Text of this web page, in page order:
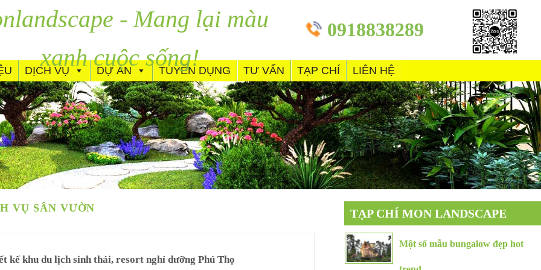
- Mang lại màu
xanh cuộc sống!
0918838289
DỊCH VỤ DỰ ÁN TUYỂN DỤNG TƯ VẤN TẠP CHÍ LIÊN HỆ
VỤ SÂN VƯỜN
kế khu du lịch sinh thái, resort nghỉ dưỡng Phú Thọ
TẠP CHÍ MON LANDSCAPE
Một số mẫu bungalow đẹp hot